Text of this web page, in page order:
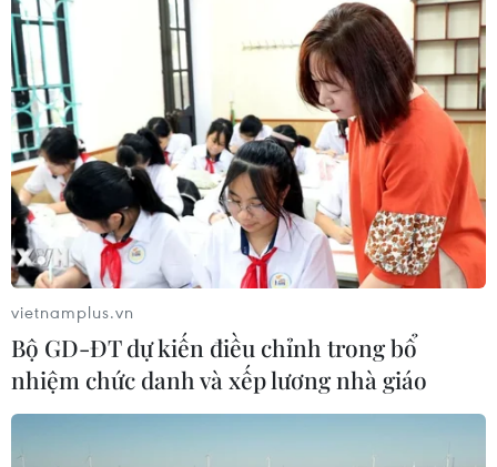
vietnamplus.vn
Bộ GD-ĐT dự kiến điều chỉnh trong bổ
nhiệm chức danh và xếp lương nhà giáo